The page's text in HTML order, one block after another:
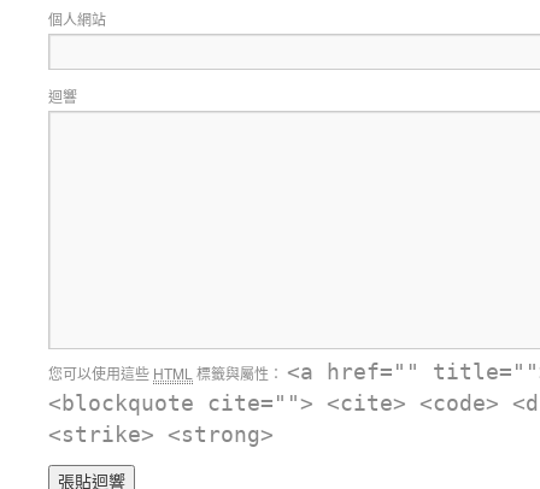
個人網站
迴響
您可以使用這些 HTML 標籤與屬性： <a href=""
<blockquote cite=""> <cite> <code>
<strike> <strong>